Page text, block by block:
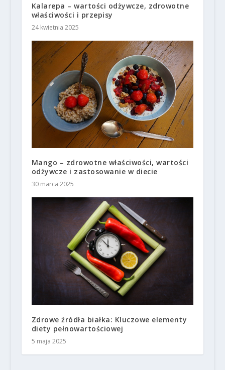
Kalarepa – wartości odżywcze, zdrowotne
właściwości i przepisy
24 kwietnia 2025
Mango – zdrowotne właściwości, wartości
odżywcze i zastosowanie w diecie
30 marca 2025
Zdrowe źródła białka: Kluczowe elementy
diety pełnowartościowej
5 maja 2025